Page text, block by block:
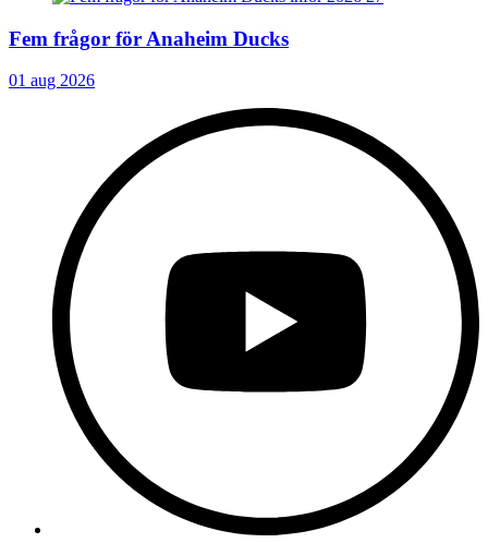
Fem frågor för Anaheim Ducks
01 aug 2026